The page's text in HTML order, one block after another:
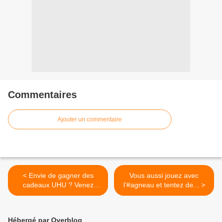
Commentaires
Ajouter un commentaire
< Envie de gagner des
cadeaux UHU ? Venez
jouer au...
Vous aussi jouez avec
l’#agneau et tentez de... >
Hébergé par Overblog